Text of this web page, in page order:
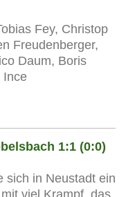
Fey, Christop
Freudenberger,
Daum, Boris
Ince
1:1 (0:0)
sich in Neustadt ein